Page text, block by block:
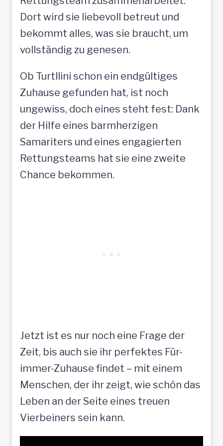
Dort wird sie liebevoll betreut und
bekommt alles, was sie braucht, um
vollständig zu genesen.
Ob Turtllini schon ein endgültiges
Zuhause gefunden hat, ist noch
ungewiss, doch eines steht fest: Dank
der Hilfe eines barmherzigen
Samariters und eines engagierten
Rettungsteams hat sie eine zweite
Chance bekommen.
Jetzt ist es nur noch eine Frage der
Zeit, bis auch sie ihr perfektes Für-
immer-Zuhause findet – mit einem
Menschen, der ihr zeigt, wie schön das
Leben an der Seite eines treuen
Vierbeiners sein kann.